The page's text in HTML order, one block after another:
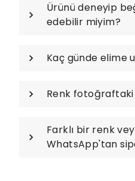
Ürünü deneyip
edebilir miyim?
Kaç günde elime
Renk fotoğraftaki
Farklı bir renk
WhatsApp'tan